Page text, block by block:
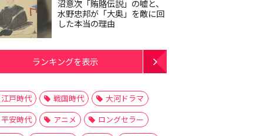
沼意次「賄賂伝説」の嘘と、
水野忠邦が「大奥」を敵に回
した本当の理由
ランキングを表示
江戸時代 戦国時代
大河ドラマ
平安時代
アニメ
ロングセラー